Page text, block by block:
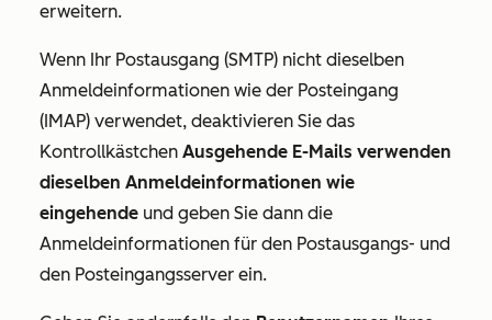
erweitern.
Wenn Ihr Postausgang (SMTP) nicht dieselben
Anmeldeinformationen wie der Posteingang
(IMAP) verwendet, deaktivieren Sie das
Kontrollkästchen Ausgehende E-Mails verwenden
dieselben Anmeldeinformationen wie
eingehende und geben Sie dann die
Anmeldeinformationen für den Postausgangs- und
den Posteingangsserver ein.